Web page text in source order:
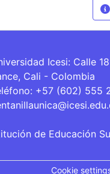
Icesi: Calle
Cali - Colombia
+57 (602) 555
de Educación
Cookie